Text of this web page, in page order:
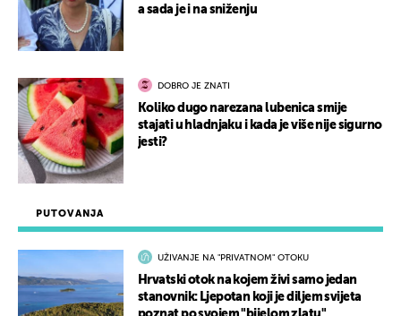
PUTOVANJA
UŽIVANJE NA "PRIVATNOM" OTOKU
Hrvatski otok na kojem živi samo jedan
stanovnik: Ljepotan koji je diljem svijeta
a sada je i na sniženju
DOBRO JE ZNATI
Koliko dugo narezana lubenica smije
stajati u hladnjaku i kada je više nije sigurno
jesti?